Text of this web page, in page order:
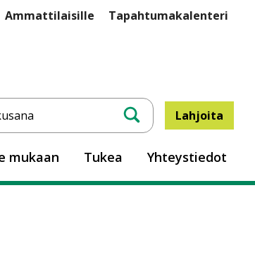
Ammattilaisille Tapahtumakalenteri
Hae
Lahjoita
mukaan Tukea Yhteystiedot